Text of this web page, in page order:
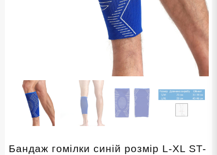
Бандаж гомілки синій розмір L-XL ST-